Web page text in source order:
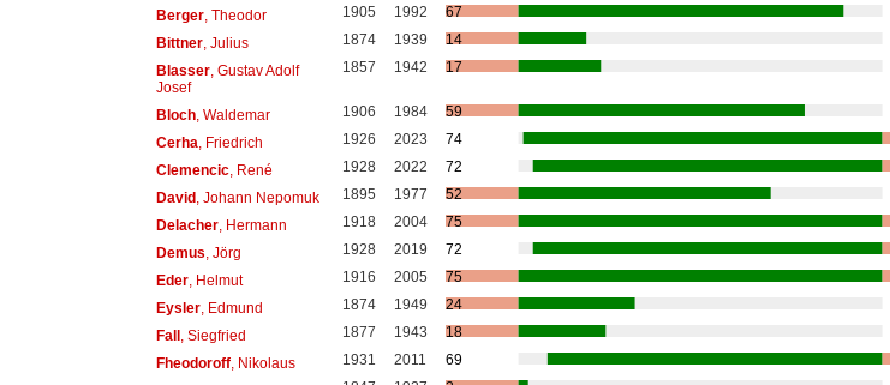
Berger, Theodor 1905 1992
67
Bittner, Julius 1874 1939
14
Blasser, Gustav Adolf
Josef
1857 1942 17
Bloch, Waldemar 1906 1984
59
Cerha , Friedrich 1926 2023
74
Clemencic, René 1928 2022
72
David, Johann Nepomuk 1895 1977
52
Delacher, Hermann 1918 2004
75
Demus , Jörg 1928 2019
72
Eder, Helmut 1916 2005
75
Eysler, Edmund 1874 1949
24
Fall, Siegfried 1877 1943
18
Fheodoroff, Nikolaus 1931 2011
69